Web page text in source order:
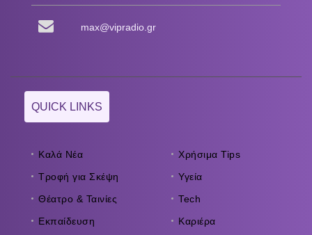
max@vipradio.gr
QUICK LINKS
Καλά Νέα
Τροφή για Σκέψη
Θέατρο & Ταινίες
Εκπαίδευση
Χρήσιμα Tips
Υγεία
Tech
Καριέρα